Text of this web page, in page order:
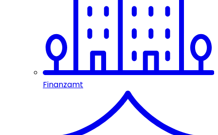
Finanzamt